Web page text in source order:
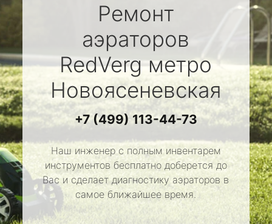
Ремонт
аэраторов
RedVergметро
Новоясеневская
+7 (499) 113-44-73
Наш инженер с полным инвентарем
инструментов бесплатно доберется до
Вас и сделает диагностику аэраторов в
самое ближайшее время.